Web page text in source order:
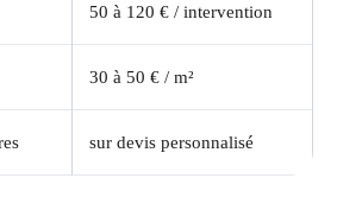
50 à 120 € / intervention
30 à 50 € / m²
sur devis personnalisé